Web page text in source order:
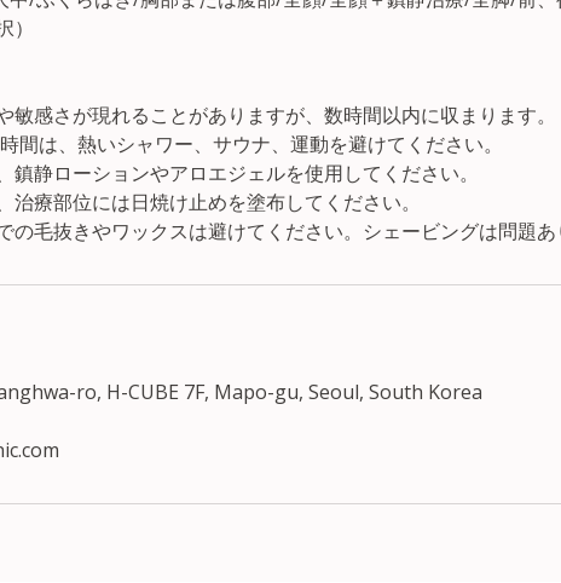
敏感さが現れることがありますが、数時間以内に収まります。
間は、熱いシャワー、サウナ、運動を避けてください。
鎮静ローションやアロエジェルを使用してください。
治療部位には日焼け止めを塗布してください。
ro, H-CUBE 7F, Mapo-gu, Seoul, South Korea